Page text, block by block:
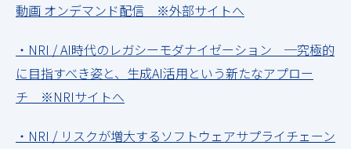
動画 オンデマンド配信 ※外部サイトへ
・NRI / AI時代のレガシーモダナイゼーション ─究極的
に目指すべき姿と、生成AI活用という新たなアプロー
チ ※NRIサイトへ
・NRI / リスクが増大するソフトウェアサプライチェーン